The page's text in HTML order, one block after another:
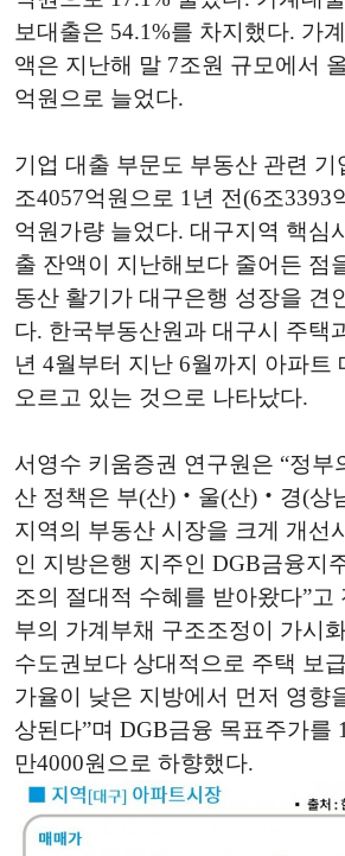
보대출은 54.1%를 차지했다. 가
액은 지난해 말 7조원 규모에서
억원으로 늘었다.
기업 대출 부문도 부동산 관련 기
조4057억원으로 1년 전(6조3393
억원가량 늘었다. 대구지역 핵심
출 잔액이 지난해보다 줄어든 점
동산 활기가 대구은행 성장을 견
다. 한국부동산원과 대구시 주택
년 4월부터 지난 6월까지 아파트
오르고 있는 것으로 나타났다.
서영수 키움증권 연구원은 “정부
산 정책은 부(산)‧울(산)‧경(상
지역의 부동산 시장을 크게 개선
인 지방은행 지주인 DGB금융지
조의 절대적 수혜를 받아왔다”고
부의 가계부채 구조조정이 가시
수도권보다 상대적으로 주택 보
가율이 낮은 지방에서 먼저 영향
상된다”며 DGB금융 목표주가를
만4000원으로 하향했다.